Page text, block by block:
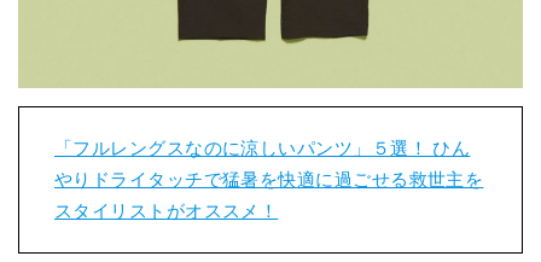
「フルレングスなのに涼しいパンツ」５選！ ひん
やりドライタッチで猛暑を快適に過ごせる救世主を
スタイリストがオススメ！